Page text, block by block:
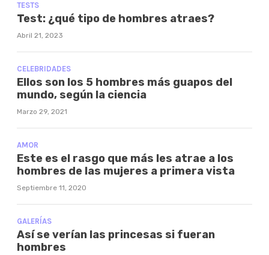
TESTS
Test: ¿qué tipo de hombres atraes?
Abril 21, 2023
CELEBRIDADES
Ellos son los 5 hombres más guapos del
mundo, según la ciencia
Marzo 29, 2021
AMOR
Este es el rasgo que más les atrae a los
hombres de las mujeres a primera vista
Septiembre 11, 2020
GALERÍAS
Así se verían las princesas si fueran
hombres